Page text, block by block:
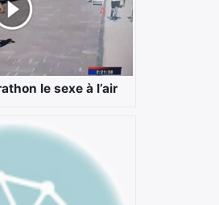
le sexe à l’air